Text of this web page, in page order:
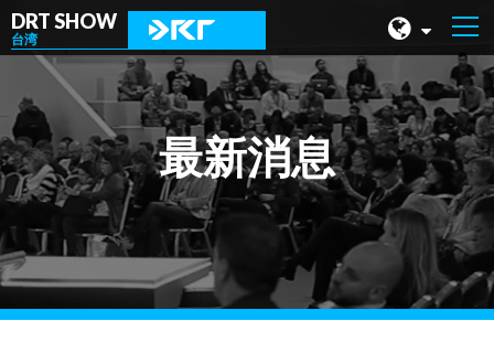
DRT SHOW
台湾
马来西亚
上海
台湾
印尼
北京
菲律宾
最新消息